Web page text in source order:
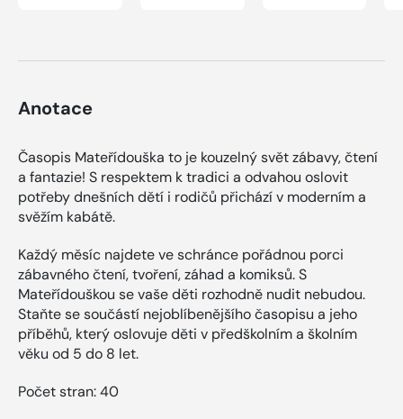
Anotace
Časopis Mateřídouška to je kouzelný svět zábavy, čtení
a fantazie! S respektem k tradici a odvahou oslovit
potřeby dnešních dětí i rodičů přichází v moderním a
svěžím kabátě.
Každý měsíc najdete ve schránce pořádnou porci
zábavného čtení, tvoření, záhad a komiksů. S
Mateřídouškou se vaše děti rozhodně nudit nebudou.
Staňte se součástí nejoblíbenějšího časopisu a jeho
příběhů, který oslovuje děti v předškolním a školním
věku od 5 do 8 let.
Počet stran: 40